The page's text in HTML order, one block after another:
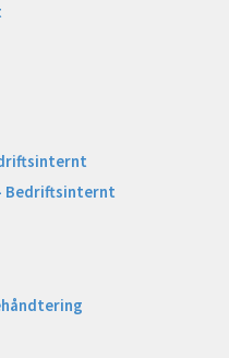
Bedriftsinternt